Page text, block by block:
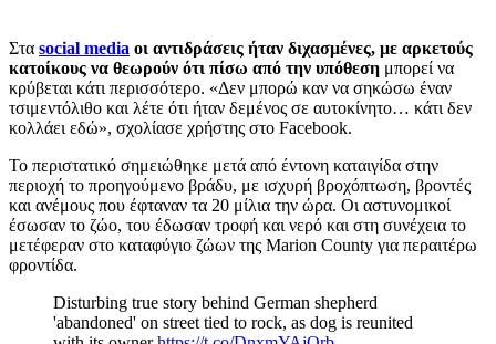
Στα social media οι αντιδράσεις ήταν διχασμένες, με αρκετούς
κατοίκους να θεωρούν ότι πίσω από την υπόθεση μπορεί να
κρύβεται κάτι περισσότερο. «Δεν μπορώ καν να σηκώσω έναν
τσιμεντόλιθο και λέτε ότι ήταν δεμένος σε αυτοκίνητο… κάτι δεν
κολλάει εδώ», σχολίασε χρήστης στο Facebook.
Το περιστατικό σημειώθηκε μετά από έντονη καταιγίδα στην
περιοχή το προηγούμενο βράδυ, με ισχυρή βροχόπτωση, βροντές
και ανέμους που έφταναν τα 20 μίλια την ώρα. Οι αστυνομικοί
έσωσαν το ζώο, του έδωσαν τροφή και νερό και στη συνέχεια το
μετέφεραν στο καταφύγιο ζώων της Marion County για περαιτέρω
φροντίδα.
Disturbing true story behind German shepherd
'abandoned' on street tied to rock, as dog is reunited